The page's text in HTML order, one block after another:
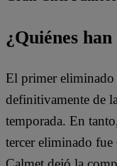
¿Quiénes
El primer eliminado
definitivamente de
temporada. En
tercer eliminado